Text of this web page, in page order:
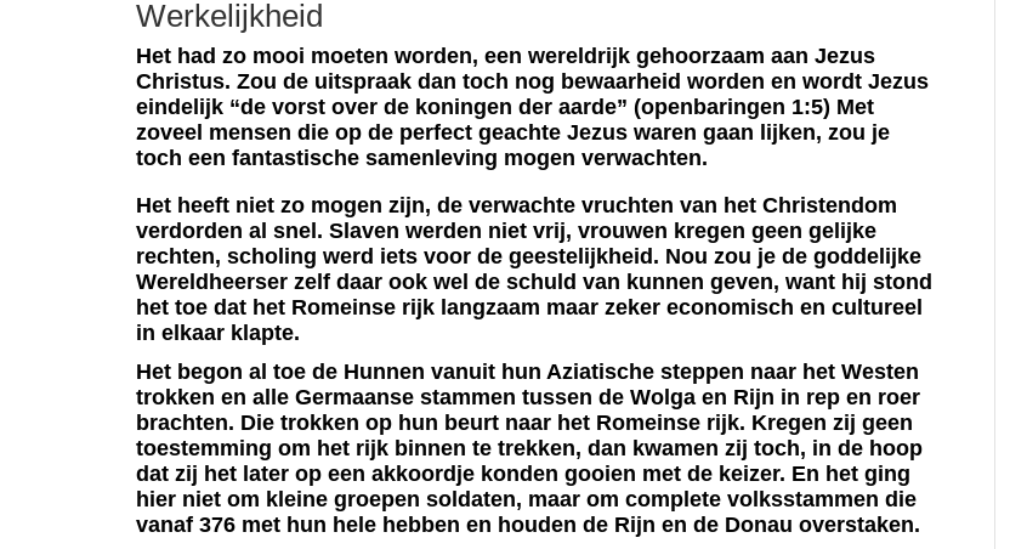
Werkelijkheid
Het had zo mooi moeten worden, een wereldrijk gehoorzaam aan Jezus
Christus. Zou de uitspraak dan toch nog bewaarheid worden en wordt Jezus
eindelijk “de vorst over de koningen der aarde” (openbaringen 1:5) Met
zoveel mensen die op de perfect geachte Jezus waren gaan lijken, zou je
toch een fantastische samenleving mogen verwachten.
Het heeft niet zo mogen zijn, de verwachte vruchten van het Christendom
verdorden al snel. Slaven werden niet vrij, vrouwen kregen geen gelijke
rechten, scholing werd iets voor de geestelijkheid. Nou zou je de goddelijke
Wereldheerser zelf daar ook wel de schuld van kunnen geven, want hij stond
het toe dat het Romeinse rijk langzaam maar zeker economisch en cultureel
in elkaar klapte.
Het begon al toe de Hunnen vanuit hun Aziatische steppen naar het Westen
trokken en alle Germaanse stammen tussen de Wolga en Rijn in rep en roer
brachten. Die trokken op hun beurt naar het Romeinse rijk. Kregen zij geen
toestemming om het rijk binnen te trekken, dan kwamen zij toch, in de hoop
dat zij het later op een akkoordje konden gooien met de keizer. En het ging
hier niet om kleine groepen soldaten, maar om complete volksstammen die
vanaf 376 met hun hele hebben en houden de Rijn en de Donau overstaken.